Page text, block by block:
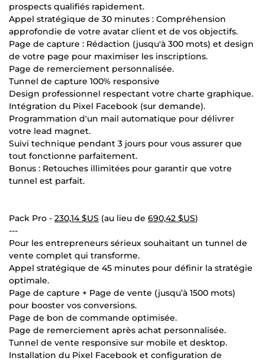
prospects qualifiés rapidement.
Appel stratégique de 30 minutes : Compréhension
approfondie de votre avatar client et de vos objectifs.
Page de capture : Rédaction (jusqu'à 300 mots) et design
de votre page pour maximiser les inscriptions.
Page de remerciement personnalisée.
Tunnel de capture 100% responsive
Design professionnel respectant votre charte graphique.
Intégration du Pixel Facebook (sur demande).
Programmation d'un mail automatique pour délivrer
votre lead magnet.
Suivi technique pendant 3 jours pour vous assurer que
tout fonctionne parfaitement.
Bonus : Retouches illimitées pour garantir que votre
tunnel est parfait.
Pack Pro - 230,14 $US (au lieu de 690,42 $US)
---
Pour les entrepreneurs sérieux souhaitant un tunnel de
vente complet qui transforme.
Appel stratégique de 45 minutes pour définir la stratégie
optimale.
Page de capture + Page de vente (jusqu’à 1500 mots)
pour booster vos conversions.
Page de bon de commande optimisée.
Page de remerciement après achat personnalisée.
Tunnel de vente responsive sur mobile et desktop.
Installation du Pixel Facebook et configuration de